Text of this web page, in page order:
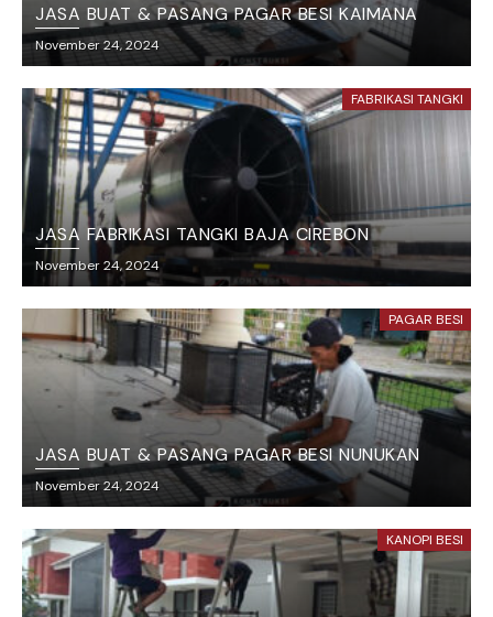
JASA BUAT & PASANG PAGAR BESI KAIMANA
November 24, 2024
FABRIKASI TANGKI
JASA FABRIKASI TANGKI BAJA CIREBON
November 24, 2024
PAGAR BESI
JASA BUAT & PASANG PAGAR BESI NUNUKAN
November 24, 2024
KANOPI BESI